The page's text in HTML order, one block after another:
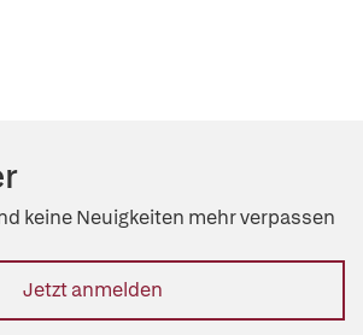
keine Neuigkeiten mehr verpassen
Jetzt anmelden